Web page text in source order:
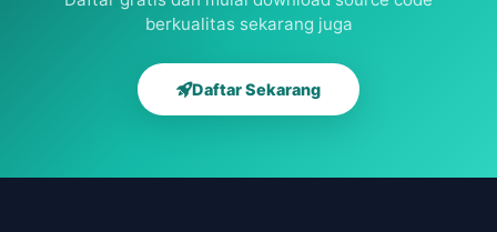
berkualitas sekarang juga
Daftar Sekarang